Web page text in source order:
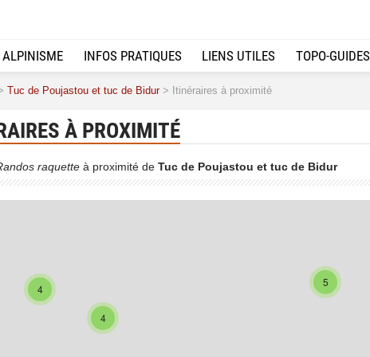
ALPINISME INFOS PRATIQUES LIENS UTILES TOPO-GUIDES
Tuc de Poujastou et tuc de Bidur> Itinéraires à proximité
À PROXIMITÉ
raquette à proximité de Tuc de Poujastou et tuc de Bidur
4
4
5